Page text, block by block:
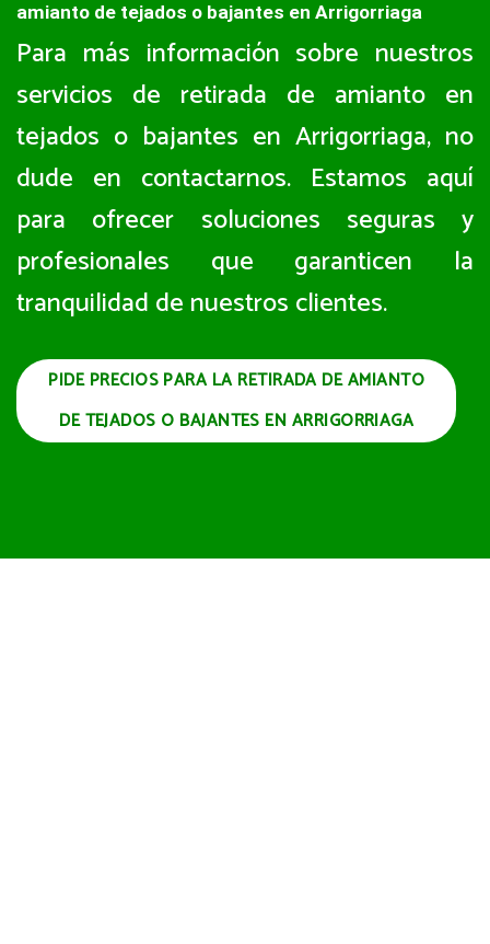
amianto de tejados o bajantes en Arrigorriaga
Para más información sobre nuestros
servicios de retirada de amianto en
tejados o bajantes en Arrigorriaga, no
dude en contactarnos. Estamos aquí
para ofrecer soluciones seguras y
profesionales que garanticen la
tranquilidad de nuestros clientes.
PIDE PRECIOS PARA LA RETIRADA DE AMIANTO
DE TEJADOS O BAJANTES EN ARRIGORRIAGA